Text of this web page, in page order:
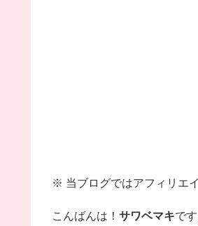
※ 当ブログではアフィリエ
こんばんは！ サワベマキです